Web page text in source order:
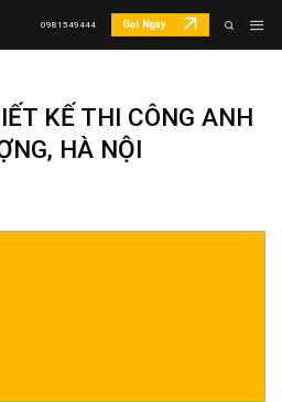
0981549444 Gọi Ngay
KẾ THI CÔNG ANH
HÀ NỘI